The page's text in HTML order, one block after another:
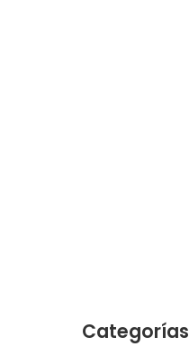
Categorías